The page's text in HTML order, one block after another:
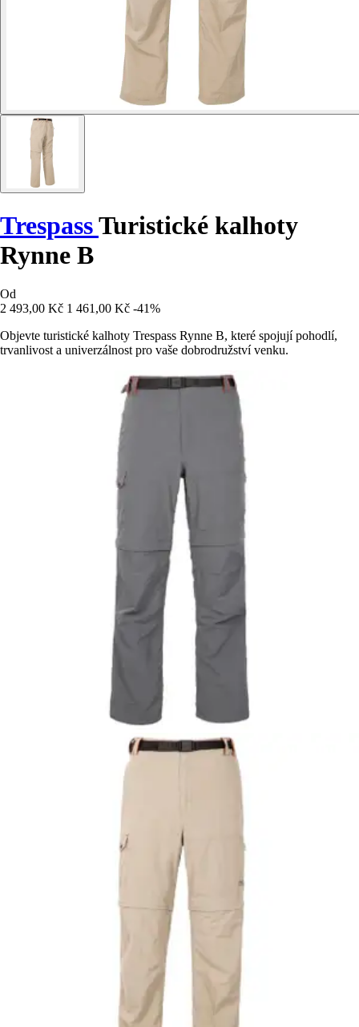
TrespassTuristické kalhoty
Rynne B
Od
2 493,00 Kč 1 461,00 Kč -41%
Objevte turistické kalhoty Trespass Rynne B, které spojují pohodlí,
trvanlivost a univerzálnost pro vaše dobrodružství venku.